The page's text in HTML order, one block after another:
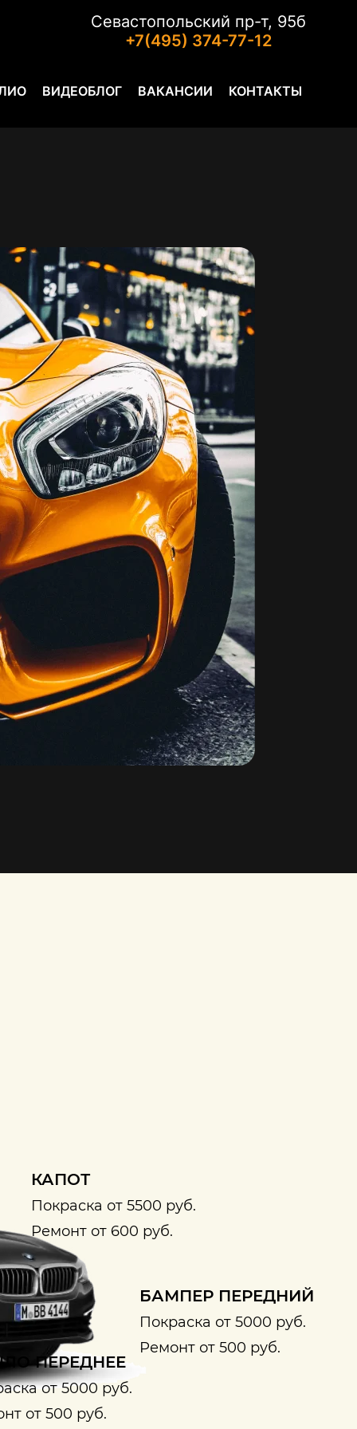
Севастопольский пр-т, 95б
+7(495) 374-77-12
ВИДЕОБЛОГ ВАКАНСИИ КОНТАКТЫ
КАПОТ
Покраска от 5500 руб.
Ремонт от 600 руб.
БАМПЕР ПЕРЕДНИЙ
Покраска от 5000 руб.
Ремонт от 500 руб.
ПЕРЕДНЕЕ
от 5000 руб.
от 500 руб.